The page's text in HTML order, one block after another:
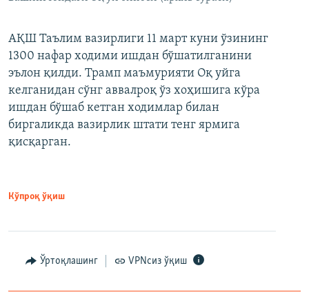
АҚШ Таълим вазирлиги 11 март куни ўзининг
1300 нафар ходими ишдан бўшатилганини
эълон қилди. Трамп маъмурияти Оқ уйга
келганидан сўнг аввалроқ ўз хоҳишига кўра
ишдан бўшаб кетган ходимлар билан
биргаликда вазирлик штати тенг ярмига
қисқарган.
Кўпроқ ўқиш
Ўртоқлашинг VPNсиз ўқиш